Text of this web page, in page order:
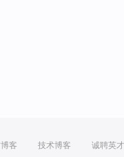
客 技术博客 诚聘英才